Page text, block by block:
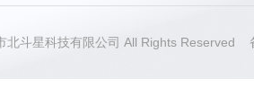
北斗星科技有限公司 All Rights Reserved